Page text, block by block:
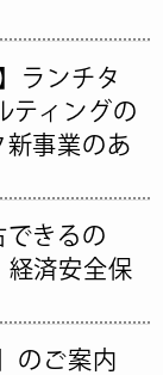
ランチタ
ティングの
事業のあ
できるの
経済安全保
のご案内